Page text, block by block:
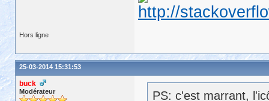
Hors ligne
25-03-2014 15:31:53
buck
Modérateur
PS: c'est marrant,